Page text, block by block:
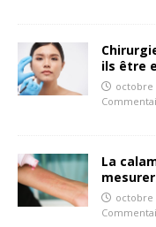
ils être
octobre
La
octobre